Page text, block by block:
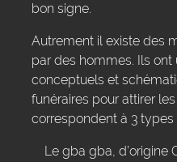
bon signe.
Autrement il existe des
par des hommes. Ils ont
conceptuels et
funéraires pour attirer
correspondent à 3
Le gba gba, d’origine